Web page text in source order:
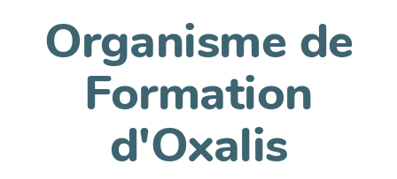
Organisme de
Formation
d'Oxalis